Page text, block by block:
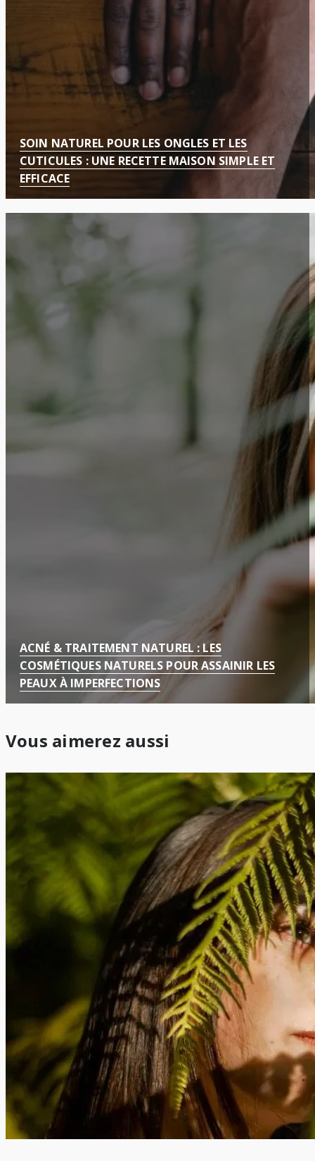
SOIN NATUREL POUR LES ONGLES ET LES
CUTICULES : UNE RECETTE MAISON SIMPLE ET
EFFICACE
ACNÉ & TRAITEMENT NATUREL : LES
COSMÉTIQUES NATURELS POUR ASSAINIR LES
PEAUX À IMPERFECTIONS
Vous aimerez aussi